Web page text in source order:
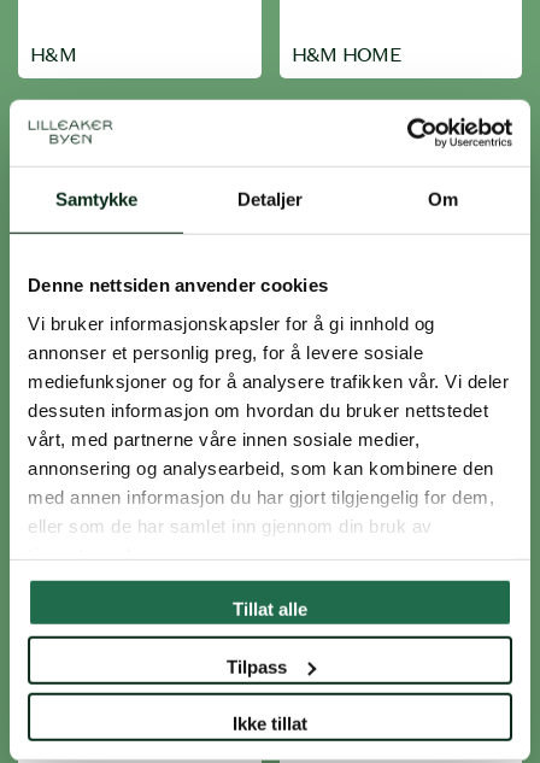
Samtykke Detaljer Om
Denne nettsiden anvender cookies
Vi bruker informasjonskapsler for å gi innhold og
annonser et personlig preg, for å levere sosiale
mediefunksjoner og for å analysere trafikken vår. Vi deler
dessuten informasjon om hvordan du bruker nettstedet
vårt, med partnerne våre innen sosiale medier,
annonsering og analysearbeid, som kan kombinere den
med annen informasjon du har gjort tilgjengelig for dem,
eller som de har samlet inn gjennom din bruk av
Tillat alle
Tilpass
Ikke tillat
H&M H&M HOME
Informasjonen Jernia
John Henric